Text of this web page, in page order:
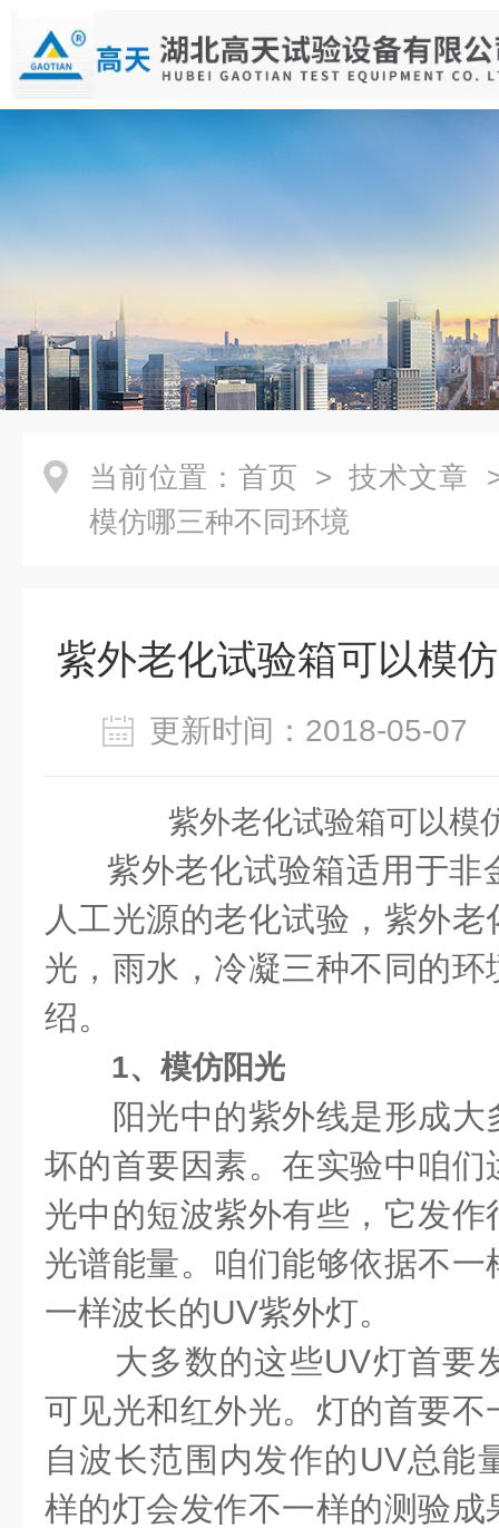
当前位置： 首页 > 技术文章
模仿哪三种不同环境
紫外老化试验箱可以模
更新时间：2018-05-
紫外老化试验箱可以模
紫外老化试验箱适用于非
人工光源的老化试验，紫外
光，雨水，冷凝三种不同的
绍。
1、模仿阳光
阳光中的紫外线是形成大
坏的首要因素。在实验中咱
光中的短波紫外有些，它发
光谱能量。咱们能够依据不
一样波长的UV紫外灯。
大多数的这些UV灯首要
可见光和红外光。灯的首要
自波长范围内发作的UV总能
样的灯会发作不一样的测验